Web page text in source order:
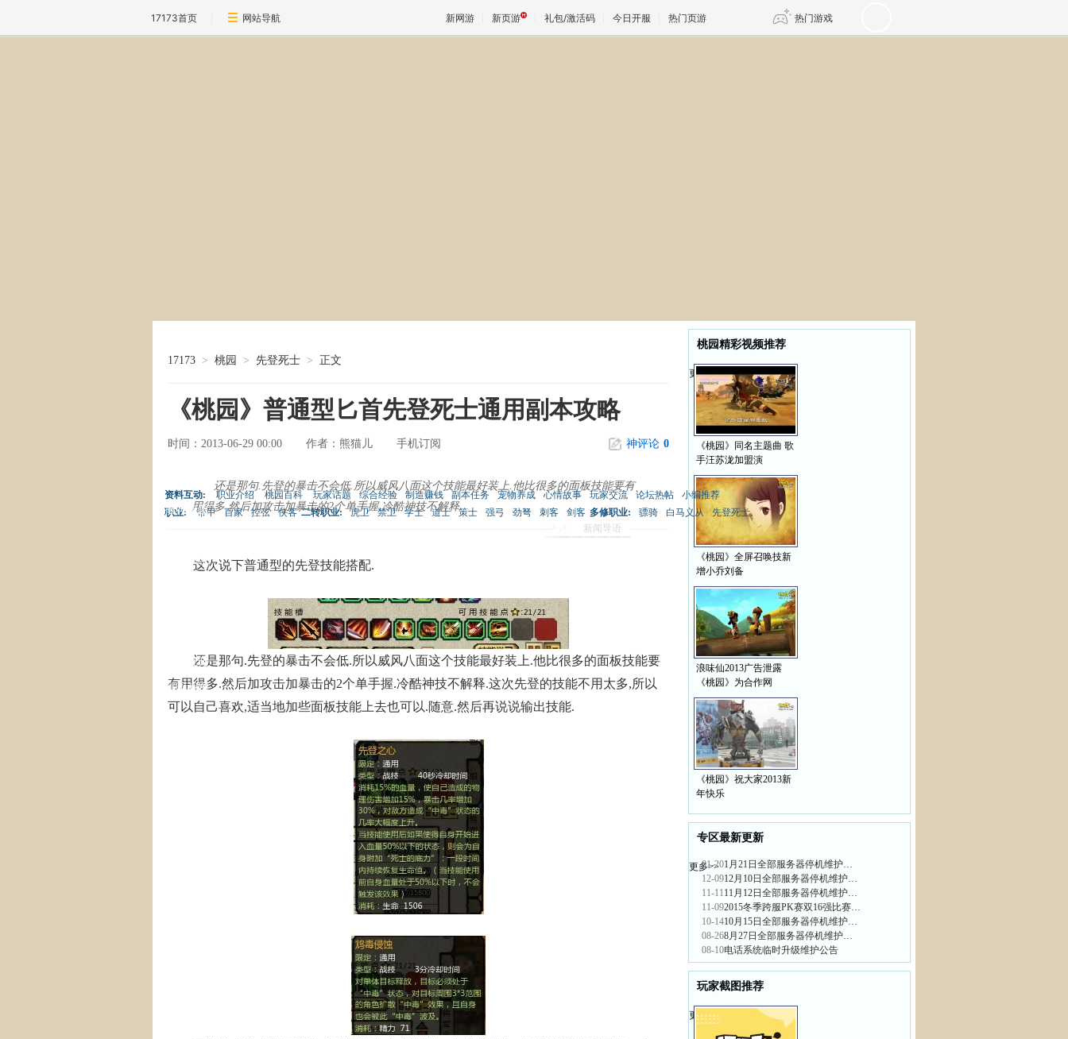
17173首页 网站导航 新网游 新页游 礼包/激活码 今日开服 热门页游 热门游戏
推荐专题
热点系统
桃园视频
桃园截图
资料互动: 职业介绍 桃园百科 玩家话题 综合经验 制造赚钱 副本任务 宠物养成 心情故事 玩家交流 论坛热帖
小编推荐
职业:
带甲 百家 控弦 侠客 二转职业: 虎卫 禁卫 学士 道士 策士 强弓 劲弩 刺客 剑客 多修职业: 骠骑 白马义从 先登死士
17173 > 桃园 > 先登死士 > 正文
《桃园》普通型匕首先登死士通用副本攻略
时间：2013-06-29 00:00 作者： 熊猫儿 手机订阅 神评论 0
新闻导语
还是那句.先登的暴击不会低.所以威风八面这个技能最好装上.他比很多的面板技能要有
用得多.然后加攻击加暴击的2个单手握.冷酷神技不解释.
这次说下普通型的先登技能搭配.
还是那句.先登的暴击不会低.所以威风八面这个技能最好装上.他比很多的面板技能要
有用得多.然后加攻击加暴击的2个单手握.冷酷神技不解释.这次先登的技能不用太多,所以
可以自己喜欢,适当地加些面板技能上去也可以.随意.然后再说说输出技能.
桃园精彩视频推荐
更多>>
《桃园》同名主题曲 歌
手汪苏泷加盟演
《桃园》全屏召唤技新
增小乔刘备
浪味仙2013广告泄露
《桃园》为合作网
《桃园》祝大家2013新
年快乐
专区最新更新
更多>>
01-201月21日全部服务器停机维护…
12-0912月10日全部服务器停机维护…
11-1111月12日全部服务器停机维护…
11-092015冬季跨服PK赛双16强比赛…
10-1410月15日全部服务器停机维护…
08-268月27日全部服务器停机维护…
08-10电话系统临时升级维护公告
玩家截图推荐
更多>>